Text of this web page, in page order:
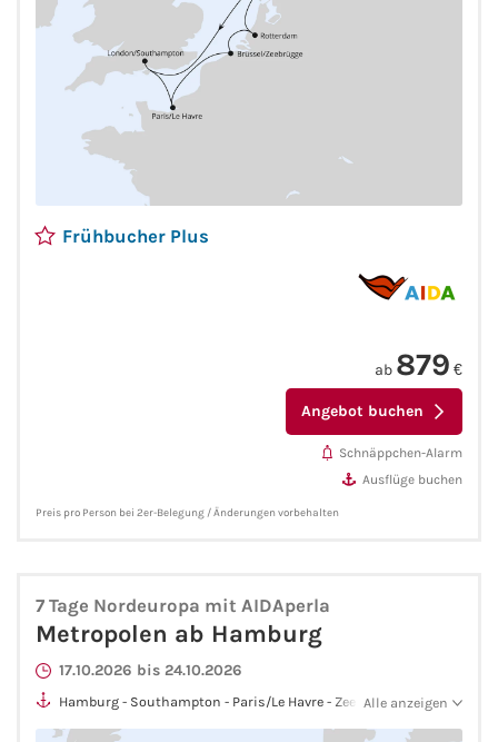
Fähre nach Norwegen
Fähre nach Schweden
Fähre nach Finnland
Fähre nach England
Fähre nach Litauen
Kreuzfahrt-Quiz
Reiseversicherungen
Frühbucher Plus
ab 879 €
Angebot buchen
Schnäppchen-Alarm
Ausflüge buchen
Preis pro Person bei 2er-Belegung / Änderungen vorbehalten
7 Tage Nordeuropa mit AIDAperla
Metropolen ab Hamburg
17.10.2026 bis 24.10.2026
Hamburg - Southampton - Paris/Le Havre - Zeebrügge -Alle anzeigen